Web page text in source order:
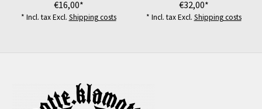
€16,00*
* Incl. tax Excl. Shipping costs
€32,00*
* Incl. tax Excl. Shipping costs